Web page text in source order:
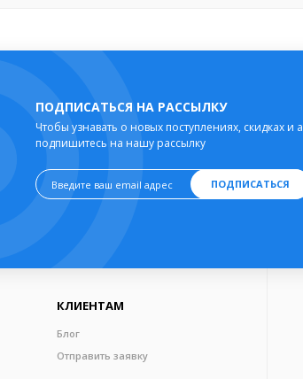
ПОДПИСАТЬСЯ НА РАССЫЛКУ
Чтобы узнавать о новых поступлениях, скидках и
подпишитесь на нашу рассылку
ПОДПИСАТЬСЯ
КЛИЕНТАМ
Блог
Отправить заявку